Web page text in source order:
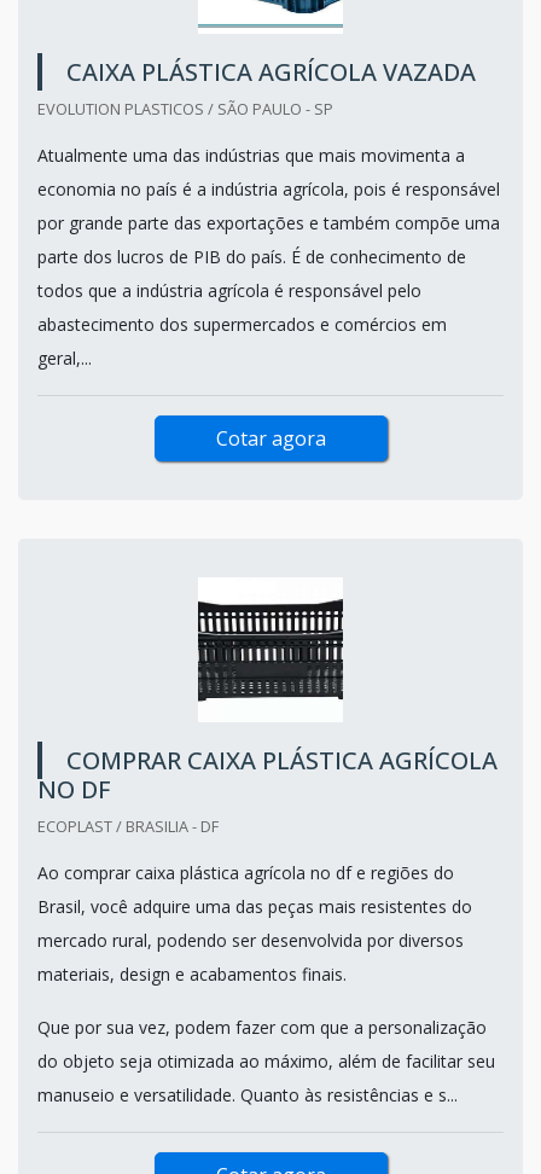
CAIXA PLÁSTICA AGRÍCOLA VAZADA
EVOLUTION PLASTICOS / SÃO PAULO - SP
Atualmente uma das indústrias que mais movimenta a
economia no país é a indústria agrícola, pois é responsável
por grande parte das exportações e também compõe uma
parte dos lucros de PIB do país. É de conhecimento de
todos que a indústria agrícola é responsável pelo
abastecimento dos supermercados e comércios em
geral,...
Cotar agora
COMPRAR CAIXA PLÁSTICA AGRÍCOLA
NO DF
ECOPLAST / BRASILIA - DF
Ao comprar caixa plástica agrícola no df e regiões do
Brasil, você adquire uma das peças mais resistentes do
mercado rural, podendo ser desenvolvida por diversos
materiais, design e acabamentos finais.
Que por sua vez, podem fazer com que a personalização
do objeto seja otimizada ao máximo, além de facilitar seu
manuseio e versatilidade. Quanto às resistências e s...